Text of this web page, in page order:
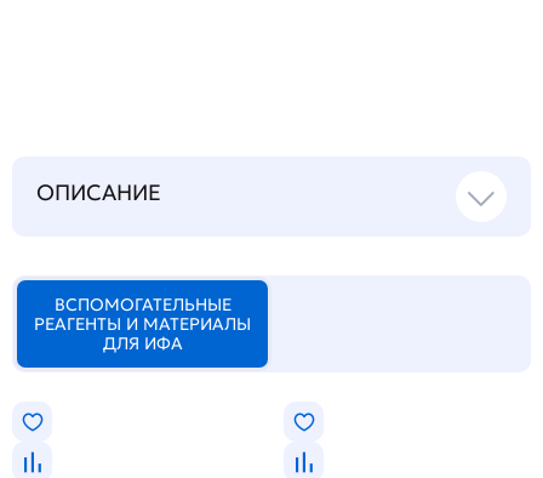
ОПИСАНИЕ
ВСПОМОГАТЕЛЬНЫЕ
РЕАГЕНТЫ И МАТЕРИАЛЫ
ДЛЯ ИФА